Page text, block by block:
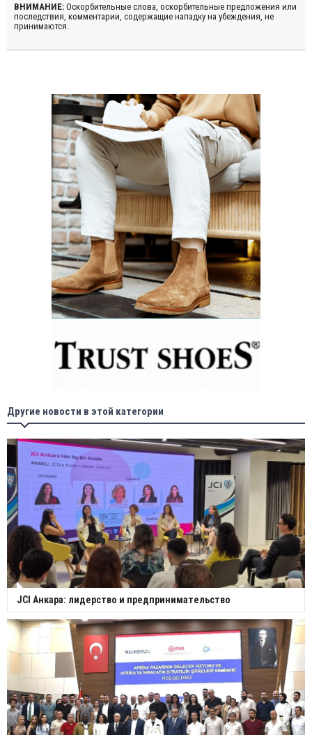
ВНИМАНИЕ: Оскорбительные слова, оскорбительные предложения или
последствия, комментарии, содержащие нападку на убеждения, не
принимаются.
Другие новости в этой категории
JCI Анкара: лидерство и предпринимательство